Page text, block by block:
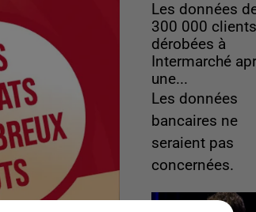
Les données
300 000 clients
dérobées à
Intermarché
une...
Les données
bancaires ne
seraient pas
concernées.